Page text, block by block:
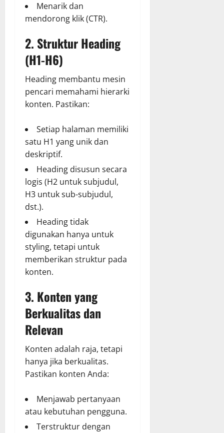
Menarik dan
mendorong klik (CTR).
2. Struktur Heading
(H1-H6)
Heading membantu mesin
pencari memahami hierarki
konten. Pastikan:
Setiap halaman memiliki
satu H1 yang unik dan
deskriptif.
Heading disusun secara
logis (H2 untuk subjudul,
H3 untuk sub-subjudul,
dst.).
Heading tidak
digunakan hanya untuk
styling, tetapi untuk
memberikan struktur pada
konten.
3. Konten yang
Berkualitas dan
Relevan
Konten adalah raja, tetapi
hanya jika berkualitas.
Pastikan konten Anda:
Menjawab pertanyaan
atau kebutuhan pengguna.
Terstruktur dengan